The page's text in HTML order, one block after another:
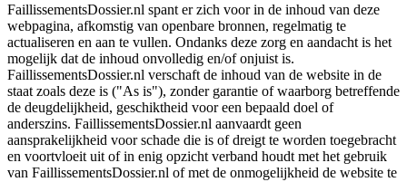
FaillissementsDossier.nl spant er zich voor in de inhoud van deze
webpagina, afkomstig van openbare bronnen, regelmatig te
actualiseren en aan te vullen. Ondanks deze zorg en aandacht is het
mogelijk dat de inhoud onvolledig en/of onjuist is.
FaillissementsDossier.nl verschaft de inhoud van de website in de
staat zoals deze is ("As is"), zonder garantie of waarborg betreffende
de deugdelijkheid, geschiktheid voor een bepaald doel of
anderszins. FaillissementsDossier.nl aanvaardt geen
aansprakelijkheid voor schade die is of dreigt te worden toegebracht
en voortvloeit uit of in enig opzicht verband houdt met het gebruik
van FaillissementsDossier.nl of met de onmogelijkheid de website te